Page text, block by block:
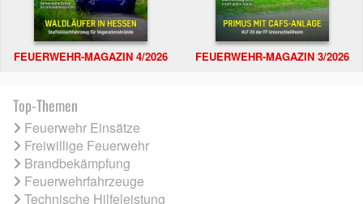
FEUERWEHR-MAGAZIN 4/2026 FEUERWEHR-MAGAZIN 3/2026
Top-Themen
Feuerwehr Einsätze
Freiwillige Feuerwehr
Brandbekämpfung
Feuerwehrfahrzeuge
Technische Hilfeleistung